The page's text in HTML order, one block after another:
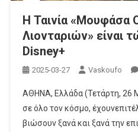
H Ταινία «Μουφάσα
Λιονταριών» είναι
Disney+
2025-03-27 Vaskoufo
ΑΘΗΝΑ, Ελλάδα (Τετάρτη, 26
σε όλο τον κόσμο,
βιώσουν ξανά και ξανά την